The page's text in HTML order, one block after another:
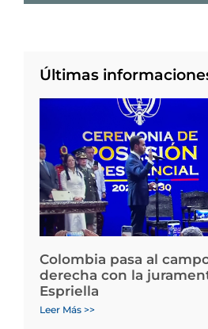
Últimas
Colombia pasa al
derecha con la
Espriella
Leer Más >>